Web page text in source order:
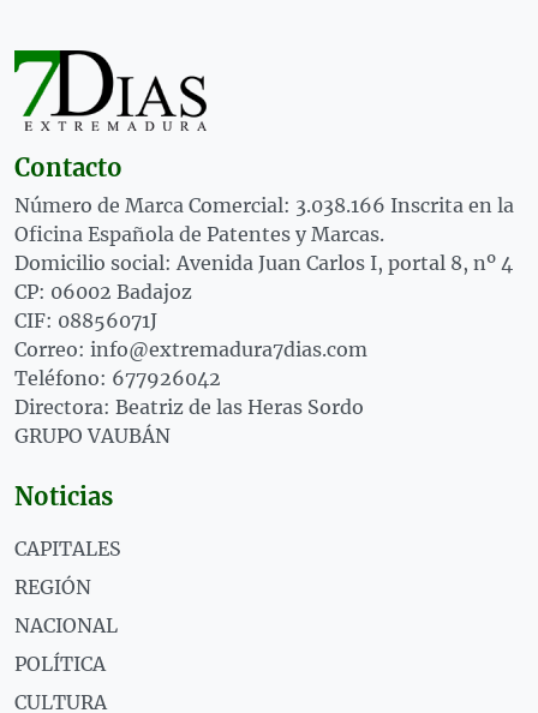
Contacto
Número de Marca Comercial: 3.038.166 Inscrita en la
Oficina Española de Patentes y Marcas.
Domicilio social: Avenida Juan Carlos I, portal 8, nº 4
CP: 06002 Badajoz
CIF: 08856071J
Correo: info@extremadura7dias.com
Teléfono: 677926042
Directora: Beatriz de las Heras Sordo
GRUPO VAUBÁN
Noticias
CAPITALES
REGIÓN
NACIONAL
POLÍTICA
CULTURA